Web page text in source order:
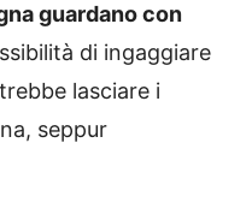
guardano con
di ingaggiare
lasciare i
seppur